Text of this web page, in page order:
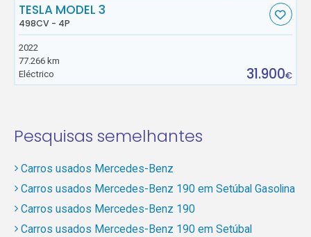
TESLA MODEL 3
498CV - 4P
2022
77.266 km
Eléctrico
31.900€
Pesquisas semelhantes
Carros usados Mercedes-Benz
Carros usados Mercedes-Benz 190 em Setúbal Gasolina
Carros usados Mercedes-Benz 190
Carros usados Mercedes-Benz 190 em Setúbal